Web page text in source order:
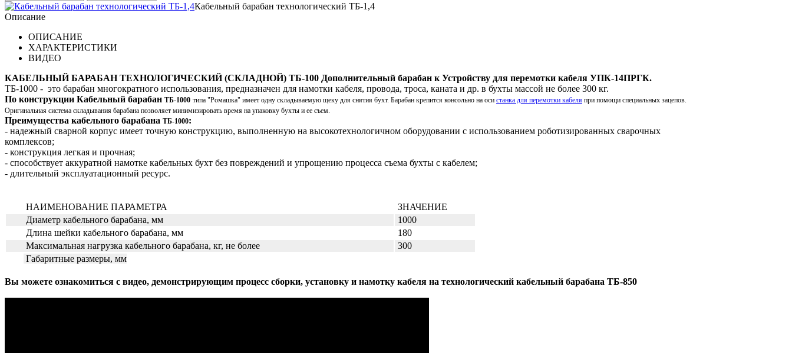
Кабельный барабан технологический ТБ-1,4
Описание
ОПИСАНИЕ
ХАРАКТЕРИСТИКИ
ВИДЕО
КАБЕЛЬНЫЙ БАРАБАН ТЕХНОЛОГИЧЕСКИЙ (СКЛАДНОЙ) ТБ-100 Дополнительный барабан к Устройству для перемотки кабеля УПК-14ПРГК.
ТБ-1000 - это барабан многократного использования, предназначен для намотки кабеля, провода, троса, каната и др. в бухты массой не более 300 кг.
По конструкции Кабельный барабан ТБ-1000 типа "Ромашка" имеет одну складываемую щеку для снятия бухт. Барабан крепится консольно на оси станка для перемотки кабеля при помощи специальных зацепов.
Оригинальная система складывания барабана позволяет минимизировать время на упаковку бухты и ее съем.
Преимущества кабельного барабана ТБ-1000:
- надежный сварной корпус имеет точную конструкцию, выполненную на высокотехнологичном оборудовании с использованием роботизированных сварочных
комплексов;
- конструкция легкая и прочная;
- способствует аккуратной намотке кабельных бухт без повреждений и упрощению процесса съема бухты с кабелем;
- длительный эксплуатационный ресурс.
НАИМЕНОВАНИЕ ПАРАМЕТРА
ЗНАЧЕНИЕ
Диаметр кабельного барабана, мм
1000
Длина шейки кабельного барабана, мм
180
Максимальная нагрузка кабельного барабана, кг, не более
300
Габаритные размеры, мм
Вы можете ознакомиться с видео, демонстрирующим процесс сборки, установку и намотку кабеля на технологический кабельный барабана ТБ-850